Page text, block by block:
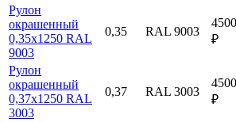
Рулон
окрашенный
0,35х1250 RAL
9003
0,35 RAL 9003
₽
Рулон
окрашенный
0,37х1250 RAL
3003
0,37 RAL 3003
₽